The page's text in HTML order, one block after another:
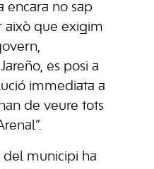
encara no sap
això que exigim
es posi a
immediata a
de veure tots
del municipi ha